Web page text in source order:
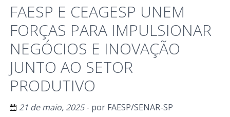
FAESP E CEAGESP UNEM
FORÇAS PARA IMPULSIONAR
NEGÓCIOS E INOVAÇÃO
JUNTO AO SETOR
PRODUTIVO
21 de maio, 2025- por FAESP/SENAR-SP